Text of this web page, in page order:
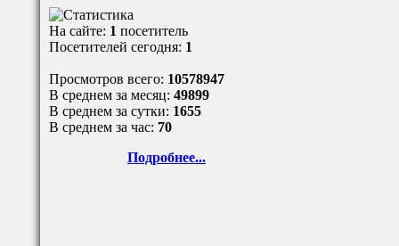
На сайте: 1 посетитель
Посетителей сегодня: 1
Просмотров всего: 10578947
В среднем за месяц: 49899
В среднем за сутки: 1655
В среднем за час: 70
Подробнее...